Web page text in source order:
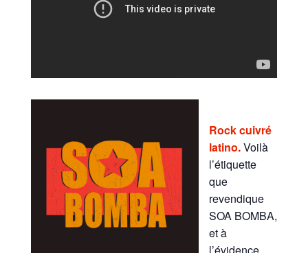
Rock cuivré
latino.Voilà
l’étiquette
que
revendique
SOA BOMBA,
et à